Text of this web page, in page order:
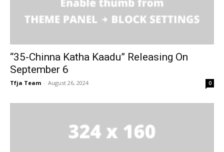
“35-Chinna Katha Kaadu” Releasing On
September 6
Tfja Team - August 26, 2024 0